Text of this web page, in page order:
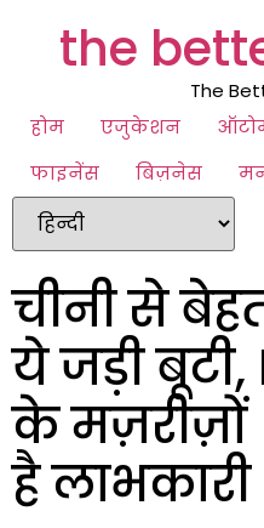
the
The
होम
एजुकेशन
फाइनेंस
बिज़नेस
चीनी से
ये जड़ी
के मज़रीज़ों
है लाभकारी